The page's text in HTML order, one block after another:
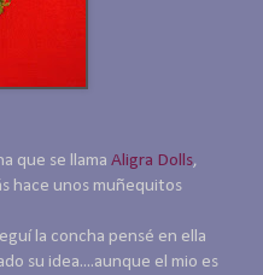
que se llama Aligra Dolls,
hace unos muñequitos
la concha pensé en ella
su idea....aunque el mio es